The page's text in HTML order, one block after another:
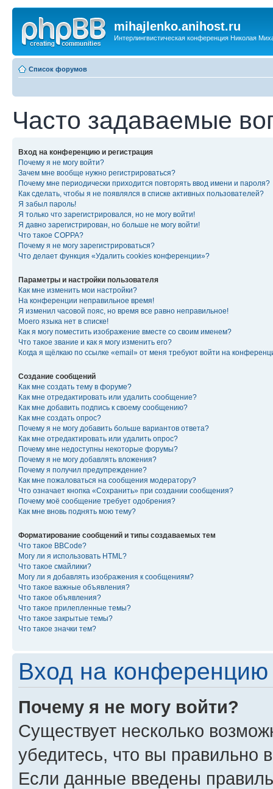
mihajlenko.anihost.ru
Интерлингвистическая конференция Николая
Список форумов
Часто задаваемые
Вход на конференцию и регистрация
Почему я не могу войти?
Зачем мне вообще нужно регистрироваться?
Почему мне периодически приходится повторять ввод имени и пароля?
Как сделать, чтобы я не появлялся в списке активных пользователей?
Я забыл пароль!
Я только что зарегистрировался, но не могу войти!
Я давно зарегистрирован, но больше не могу войти!
Что такое COPPA?
Почему я не могу зарегистрироваться?
Что делает функция «Удалить cookies конференции»?
Параметры и настройки пользователя
Как мне изменить мои настройки?
На конференции неправильное время!
Я изменил часовой пояс, но время все равно неправильное!
Моего языка нет в списке!
Как я могу поместить изображение вместе со своим именем?
Что такое звание и как я могу изменить его?
Когда я щёлкаю по ссылке «email» от меня требуют войти на
Создание сообщений
Как мне создать тему в форуме?
Как мне отредактировать или удалить сообщение?
Как мне добавить подпись к своему сообщению?
Как мне создать опрос?
Почему я не могу добавить больше вариантов ответа?
Как мне отредактировать или удалить опрос?
Почему мне недоступны некоторые форумы?
Почему я не могу добавлять вложения?
Почему я получил предупреждение?
Как мне пожаловаться на сообщения модератору?
Что означает кнопка «Сохранить» при создании сообщения?
Почему моё сообщение требует одобрения?
Как мне вновь поднять мою тему?
Форматирование сообщений и типы создаваемых тем
Что такое BBCode?
Могу ли я использовать HTML?
Что такое смайлики?
Могу ли я добавлять изображения к сообщениям?
Что такое важные объявления?
Что такое объявления?
Что такое прилепленные темы?
Что такое закрытые темы?
Что такое значки тем?
Вход на конференцию
Почему я не могу войти?
Существует несколько
убедитесь, что вы правильно
Если данные введены